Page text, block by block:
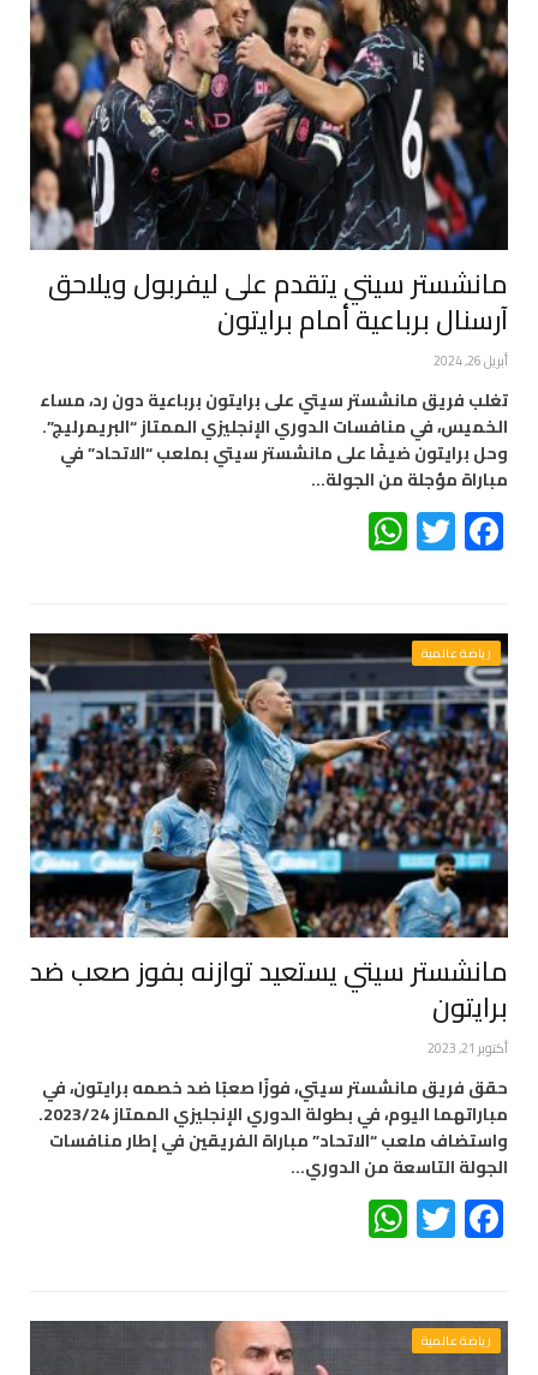
مانشستر سيتي يتقدم على ليفربول ويلاحق
آرسنال برباعية أمام برايتون
أبريل 26, 2024
تغلب فريق مانشستر سيتي على برايتون برباعية دون رد، مساء
الخميس، في منافسات الدوري الإنجليزي الممتاز “البريمرليج”.
وحل برايتون ضيفًا على مانشستر سيتي بملعب “الاتحاد” في
مباراة مؤجلة من الجولة…
Facebook
Twitter
رياضة عالمية
مانشستر سيتي يستعيد توازنه بفوز صعب ضد
برايتون
أكتوبر 21, 2023
حقق فريق مانشستر سيتي، فوزًا صعبًا ضد خصمه برايتون، في
مباراتهما اليوم، في بطولة الدوري الإنجليزي الممتاز 2023/24.
واستضاف ملعب “الاتحاد” مباراة الفريقين في إطار منافسات
الجولة التاسعة من الدوري…
Facebook
Twitter
رياضة عالمية